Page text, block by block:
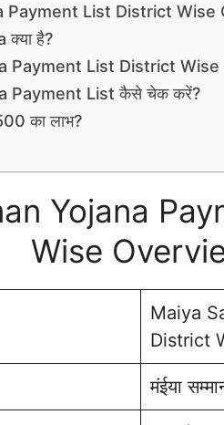
Payment List District Wise
है?
Payment List District Wise
Payment List कैसे चेक करें?
का लाभ?
Yojana
Wise
Maiya
District
मंईया